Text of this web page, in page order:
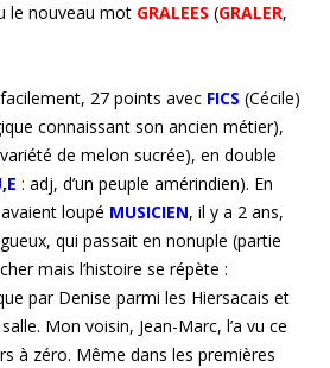
le nouveau mot GRALEES (GRALER,
27 points avec FICS (Cécile)
connaissant son ancien métier),
de melon sucrée), en double
: adj, d’un peuple amérindien). En
loupé MUSICIEN, il y a 2 ans,
qui passait en nonuple (partie
mais l’histoire se répète :
par Denise parmi les Hiersacais et
Mon voisin, Jean-Marc, l’a vu ce
à zéro. Même dans les premières